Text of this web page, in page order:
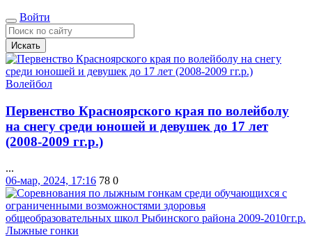
Войти
Искать
Волейбол
Первенство Красноярского края по волейболу
на снегу среди юношей и девушек до 17 лет
(2008-2009 гг.р.)
...
06-мар, 2024, 17:16 78 0
Лыжные гонки